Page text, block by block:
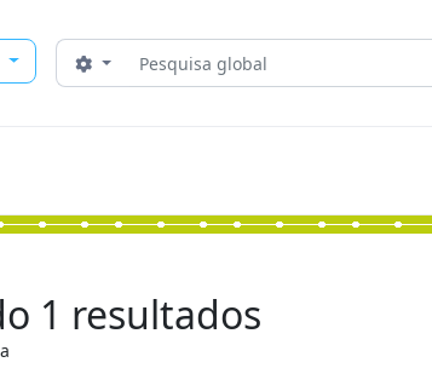
Buscar
Opções de busca
1 resultados